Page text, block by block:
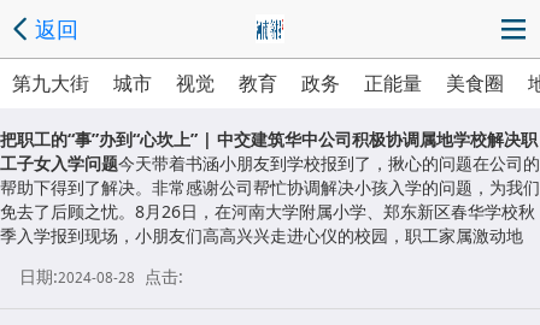
返回
第九大街 城市 视觉 教育 政务 正能量 美食圈
把职工的“事”办到“心坎上” | 中交建筑华中公司积极协调属地学校解决职
工子女入学问题今天带着书涵小朋友到学校报到了，揪心的问题在公司的
帮助下得到了解决。非常感谢公司帮忙协调解决小孩入学的问题，为我们
免去了后顾之忧。8月26日，在河南大学附属小学、郑东新区春华学校秋
季入学报到现场，小朋友们高高兴兴走进心仪的校园，职工家属激动地
日期:2024-08-28 点击: